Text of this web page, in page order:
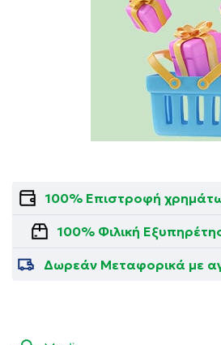
100% Επιστροφή
100% Φιλική
Δωρεάν Μεταφορικά με